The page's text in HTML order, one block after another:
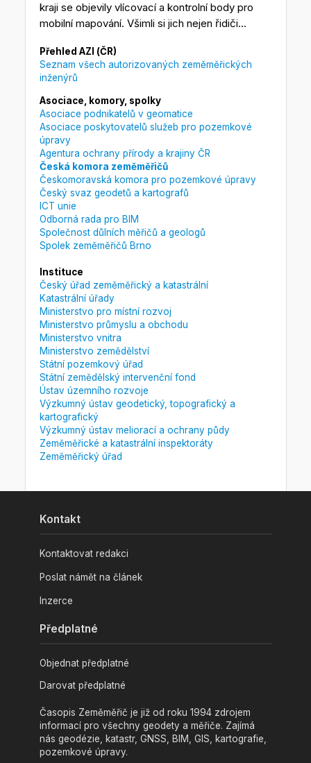
kraji se objevily vlícovací a kontrolní body pro
mobilní mapování. Všimli si jich nejen řidiči...
Přehled AZI (ČR)
Seznam všech autorizovaných zeměměřických
inženýrů
Asociace, komory, spolky
Asociace podnikatelů v geomatice
Asociace poskytovatelů služeb pro pozemkové
úpravy
Agentura ochrany přírody a krajiny ČR
Česká komora zeměměřičů
Českomoravská komora pro pozemkové úpravy
Český svaz geodetů a kartografů
ICT unie
Odborná rada pro BIM
Společnost důlních měřičů a geologů
Spolek zeměměřičů Brno
Instituce
Český úřad zeměměřický a katastrální
Katastrální úřady
Ministerstvo pro místní rozvoj
Ministerstvo průmyslu a obchodu
Ministerstvo vnitra
Ministerstvo zemědělství
Státní pozemkový úřad
Státní zemědělský intervenční fond
Ústav územního rozvoje
Výzkumný ústav geodetický, topografický a
kartografický
Výzkumný ústav meliorací a ochrany půdy
Zeměměřické a katastrální inspektoráty
Zeměměřický úřad
Kontakt
Kontaktovat redakci
Poslat námět na článek
Inzerce
Předplatné
Objednat předplatné
Darovat předplatné
Časopis Zeměměřič je již od roku 1994 zdrojem
informací pro všechny geodety a měřiče. Zajímá
nás geodézie, katastr, GNSS, BIM, GIS, kartografie,
pozemkové úpravy.